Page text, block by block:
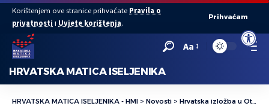
Open
Korištenjem ove stranice prihvaćate Pravila o
privatnosti i Uvjete korištenja.
Prihvaćam
Aa
HRVATSKA MATICA ISELJENIKA
HRVATSKA MATICA ISELJENIKA - HMI > Novosti > Hrvatska izložba u Ottawi